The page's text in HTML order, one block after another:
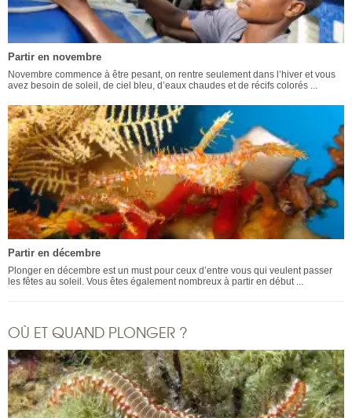
Partir en novembre
Novembre commence à être pesant, on rentre seulement dans l’hiver et vous
avez besoin de soleil, de ciel bleu, d’eaux chaudes et de récifs colorés ...
Partir en décembre
Plonger en décembre est un must pour ceux d’entre vous qui veulent passer
les fêtes au soleil. Vous êtes également nombreux à partir en début ...
OÙ ET QUAND PLONGER ?